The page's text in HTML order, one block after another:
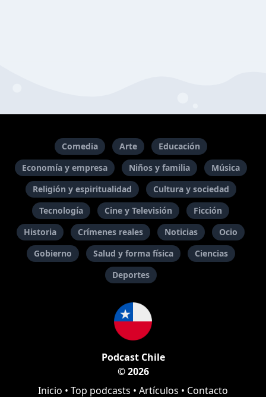
Comedia Arte
Educación
Economía y empresa
Niños y familia
Música
Religión y espiritualidad
Cultura y sociedad
Tecnología
Cine y Televisión
Ficción
Historia
Crímenes reales Noticias
Ocio
Gobierno
Salud y forma física
Ciencias
Deportes
Podcast Chile
© 2026
Inicio • Top podcasts • Artículos • Contacto